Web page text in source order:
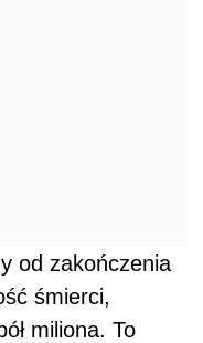
od zakończenia
śmierci,
miliona. To